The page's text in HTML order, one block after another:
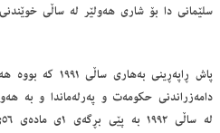
سلێمانی دا بۆ شاری ھەولێر لە ساڵی خوێندنی ١٩٨١ - ١٩٨٢ وە ناوەکەشی گۆڕی بۆ زانکۆی سەڵاحەدین.
پاش ڕاپەڕینی
دامەزراندنی حکومەت و پەرلەماندا و بە